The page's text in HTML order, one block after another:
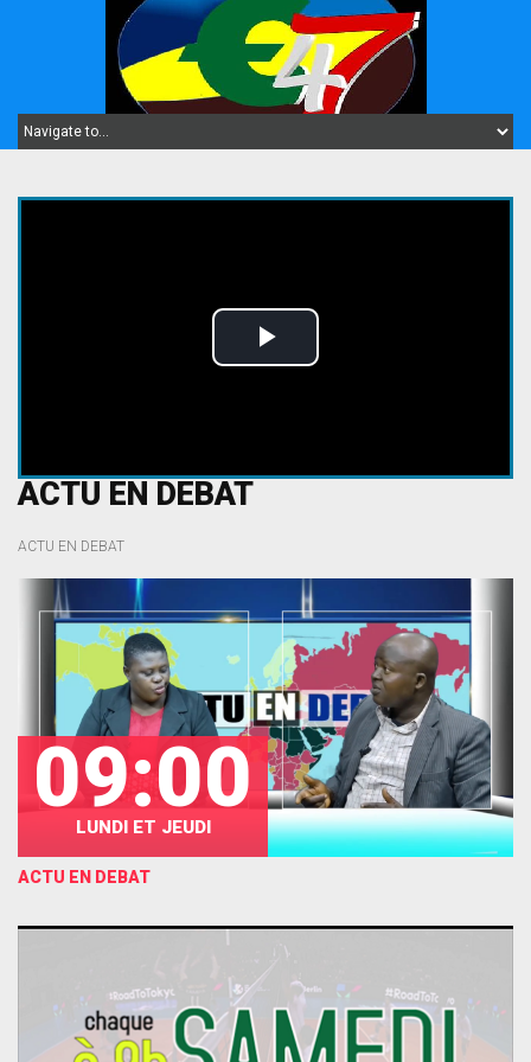
Play
ACTU EN DEBAT
ACTU EN DEBAT
09:00
LUNDI ET JEUDI
ACTU EN DEBAT